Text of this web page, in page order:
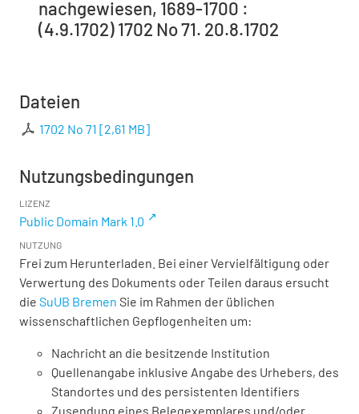
nachgewiesen, 1689-1700 :
(4.9.1702) 1702 No 71. 20.8.1702
Dateien
1702 No 71 [2,61 MB]
Nutzungsbedingungen
LIZENZ
Public Domain Mark 1.0
NUTZUNG
Frei zum Herunterladen. Bei einer Vervielfältigung oder
Verwertung des Dokuments oder Teilen daraus ersucht
die SuUB Bremen Sie im Rahmen der üblichen
wissenschaftlichen Gepflogenheiten um:
Nachricht an die besitzende Institution
Quellenangabe inklusive Angabe des Urhebers, des
Standortes und des persistenten Identifiers
Zusendung eines Belegexemplares und/oder